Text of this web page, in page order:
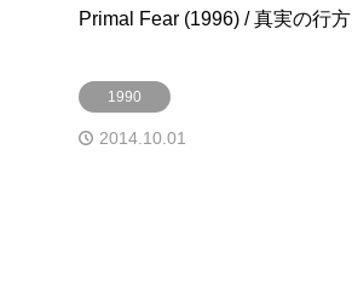
Primal Fear (1996) / 真実の行方
1990
2014.10.01